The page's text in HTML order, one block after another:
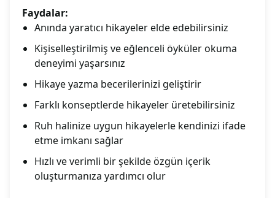
Faydalar:
Anında yaratıcı hikayeler elde edebilirsiniz
Kişiselleştirilmiş ve eğlenceli öyküler okuma
deneyimi yaşarsınız
Hikaye yazma becerilerinizi geliştirir
Farklı konseptlerde hikayeler üretebilirsiniz
Ruh halinize uygun hikayelerle kendinizi ifade
etme imkanı sağlar
Hızlı ve verimli bir şekilde özgün içerik
oluşturmanıza yardımcı olur